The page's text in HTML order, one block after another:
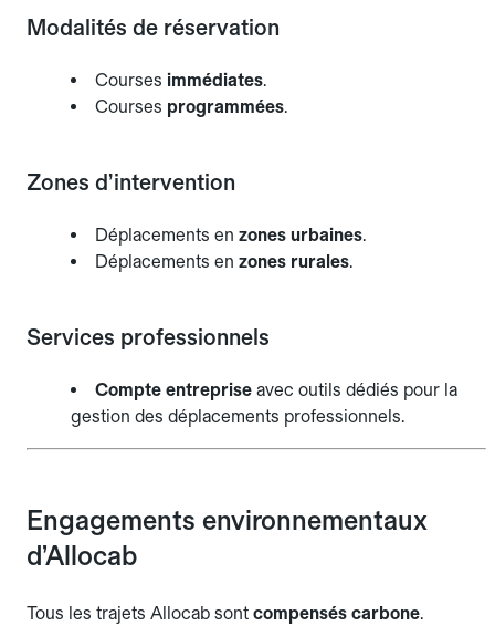
Modalités de réservation
Courses immédiates.
Courses programmées.
Zones d’intervention
Déplacements en zones urbaines.
Déplacements en zones rurales.
Services professionnels
Compte entreprise avec outils dédiés pour la
gestion des déplacements professionnels.
Engagements environnementaux
d’Allocab
Tous les trajets Allocab sont compensés carbone.